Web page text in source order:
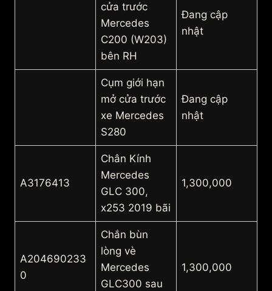
cửa trước
Mercedes
C200 (W203)
bên RH
Đang cập
nhật
Cụm giới hạn
mở cửa trước
xe Mercedes
S280
Đang cập
nhật
A3176413
Chân Kính
Mercedes
GLC 300,
x253 2019 bãi
1,300,000
A204690233
0
Chắn bùn
lòng vè
Mercedes
GLC300 sau
1,300,000